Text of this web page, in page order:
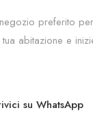
preferito
abitazione e
su WhatsApp